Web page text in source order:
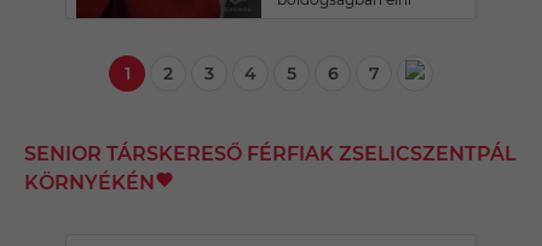
1 2 3 4 5 6 7
SENIOR TÁRSKERESŐ FÉRFIAK ZSELICSZENTPÁL
KÖRNYÉKÉN